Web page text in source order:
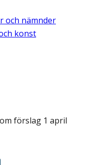
och nämnder
konst
förslag 1 april